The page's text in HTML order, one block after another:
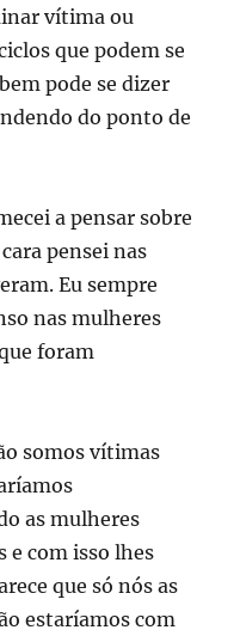
vítima ou
que podem se
pode se dizer
do ponto de
a pensar sobre
pensei nas
Eu sempre
nas mulheres
foram
somos vítimas
as mulheres
e com isso lhes
que só nós as
estaríamos com